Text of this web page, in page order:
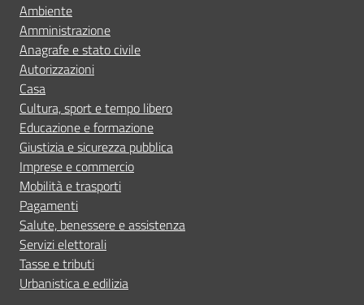
Ambiente
Amministrazione
Anagrafe e stato civile
Autorizzazioni
Casa
Cultura, sport e tempo libero
Educazione e formazione
Giustizia e sicurezza pubblica
Imprese e commercio
Mobilità e trasporti
Pagamenti
Salute, benessere e assistenza
Servizi elettorali
Tasse e tributi
Urbanistica e edilizia